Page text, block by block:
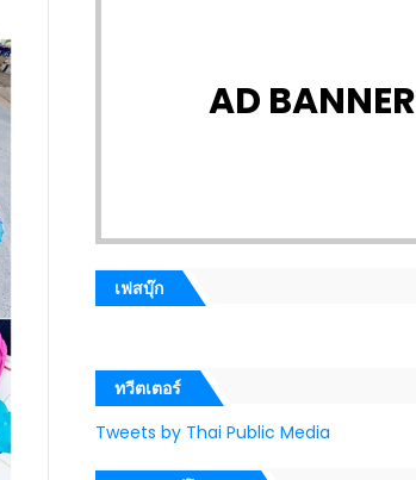
AD BANNER
เฟสบุ๊ก
ทวีตเตอร์
Tweets by Thai Public Media